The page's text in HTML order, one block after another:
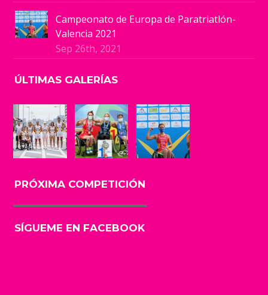
Campeonato de Europa de Paratriatlón-
Valencia 2021
Sep 26th, 2021
ÚLTIMAS GALERÍAS
PRÓXIMA COMPETICIÓN
SÍGUEME EN FACEBOOK